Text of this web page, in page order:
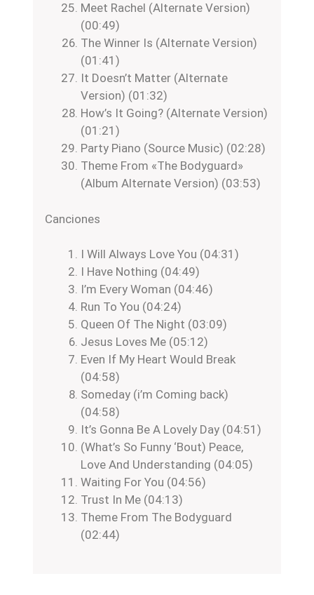
Meet Rachel (Alternate Version)
(00:49)
The Winner Is (Alternate Version)
(01:41)
It Doesn’t Matter (Alternate
Version) (01:32)
How’s It Going? (Alternate Version)
(01:21)
Party Piano (Source Music) (02:28)
Theme From «The Bodyguard»
(Album Alternate Version) (03:53)
Canciones
I Will Always Love You (04:31)
I Have Nothing (04:49)
I’m Every Woman (04:46)
Run To You (04:24)
Queen Of The Night (03:09)
Jesus Loves Me (05:12)
Even If My Heart Would Break
(04:58)
Someday (i’m Coming back)
(04:58)
It’s Gonna Be A Lovely Day (04:51)
(What’s So Funny ‘Bout) Peace,
Love And Understanding (04:05)
Waiting For You (04:56)
Trust In Me (04:13)
Theme From The Bodyguard
(02:44)